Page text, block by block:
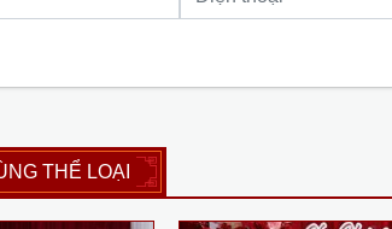
THỂ LOẠI